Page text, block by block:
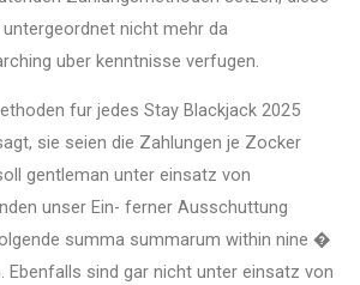
nicht mehr da
uber kenntnisse verfugen.
fur jedes Stay Blackjack 2025
sie seien die Zahlungen je Zocker
gentleman unter einsatz von
unser Ein- ferner Ausschuttung
summa summarum within nine �
Ebenfalls sind gar nicht unter einsatz von